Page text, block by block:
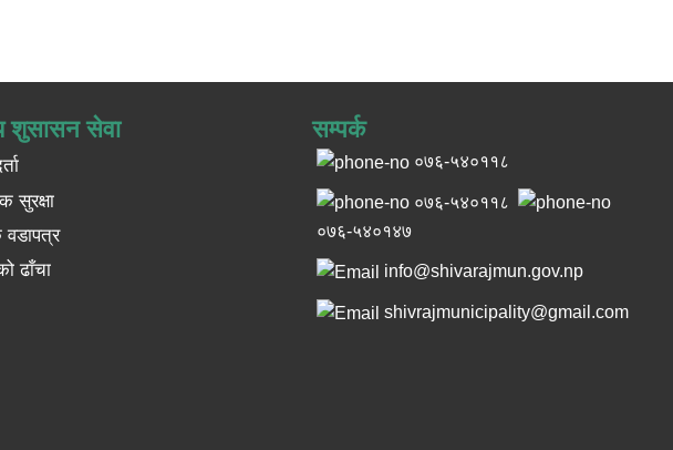
शुसासन सेवा
सुरक्षा
वडापत्र
ढाँचा
सम्पर्क
०७६-५४०११८
०७६-५४०११८
०७६-५४०१४७
info@shivarajmun.gov.np
shivrajmunicipality@gmail.com